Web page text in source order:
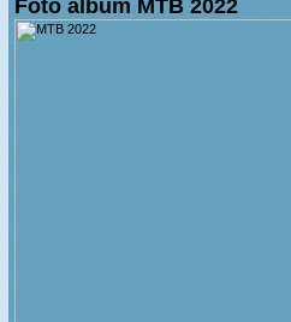
Foto album MTB 2022